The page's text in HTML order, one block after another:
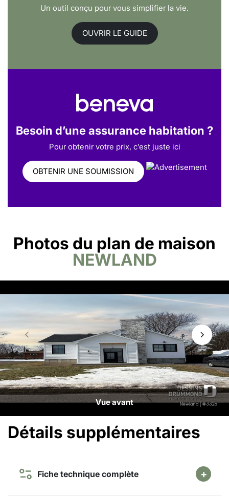
Un outil conçu pour vous simplifier la vie.
OUVRIR LE GUIDE
Besoin d’une assurance habitation ?
Pour obtenir votre prix, c’est juste ici
OBTENIR UNE SOUMISSION
Photos du plan de maison
NEWLAND
Vue avant
Détails supplémentaires
Fiche technique complète